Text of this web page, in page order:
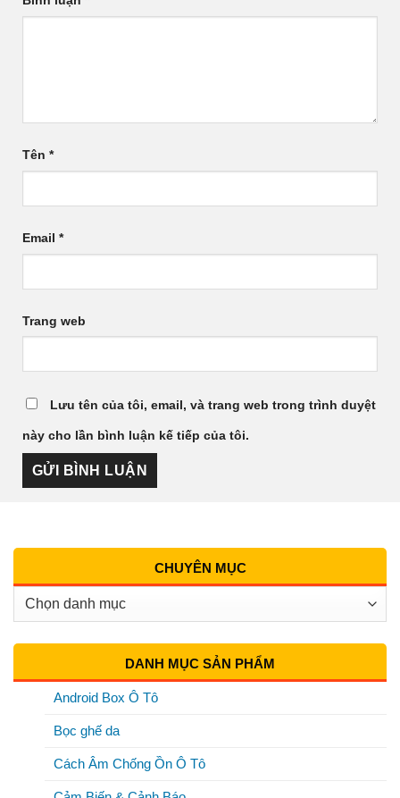
Tên *
Email *
Trang web
Lưu tên của tôi, email, và trang web trong trình duyệt
này cho lần bình luận kế tiếp của tôi.
CHUYÊN MỤC
Chuyên
DANH MỤC SẢN PHẨM
Android Box Ô Tô
Bọc ghế da
Cách Âm Chống Ồn Ô Tô